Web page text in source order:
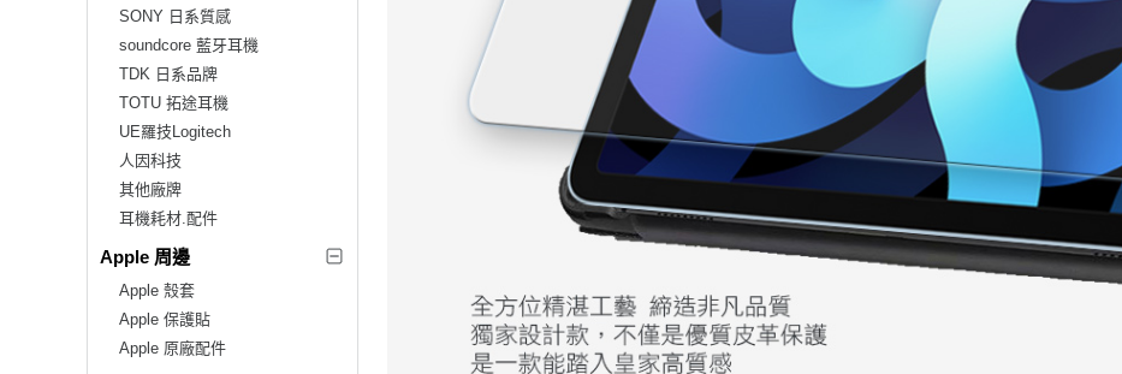
SONY 日系質感
soundcore 藍牙耳機
TDK 日系品牌
TOTU 拓途耳機
UE羅技Logitech
人因科技
其他廠牌
耳機耗材.配件
Apple 周邊
Apple 殼套
Apple 保護貼
Apple 原廠配件